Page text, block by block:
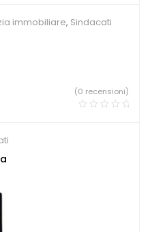
immobiliare, Sindacati
(0 recensioni)